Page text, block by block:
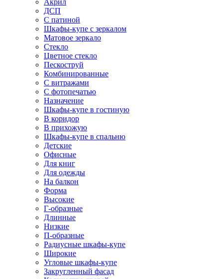
Акрил
ДСП
С патиной
Шкафы-купе с зеркалом
Матовое зеркало
Стекло
Цветное стекло
Пескоструй
Комбинированные
С витражами
С фотопечатью
Назначение
Шкафы-купе в гостиную
В коридор
В прихожую
Шкафы-купе в спальню
Детские
Офисные
Для книг
Для одежды
На балкон
Форма
Высокие
Г-образные
Длинные
Низкие
П-образные
Радиусные шкафы-купе
Широкие
Угловые шкафы-купе
Закругленный фасад